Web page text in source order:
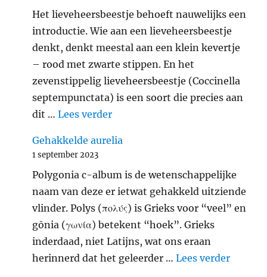
Het lieveheersbeestje behoeft nauwelijks een
introductie. Wie aan een lieveheersbeestje
denkt, denkt meestal aan een klein kevertje
– rood met zwarte stippen. En het
zevenstippelig lieveheersbeestje (Coccinella
septempunctata) is een soort die precies aan
dit …Lees verder"Zevenstippelig
Gehakkelde aurelia
1 september 2023
Polygonia c-album is de wetenschappelijke
naam van deze er ietwat gehakkeld uitziende
vlinder. Polys (πολύς) is Grieks voor “veel” en
gōnia (γωνία) betekent “hoek”. Grieks
inderdaad, niet Latijns, wat ons eraan
herinnerd dat het geleerder …Lees verder